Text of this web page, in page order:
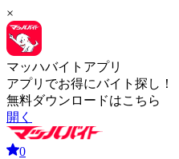
×
マッハバイトアプリ
アプリでお得にバイト探し！
無料ダウンロードはこちら
開く
0